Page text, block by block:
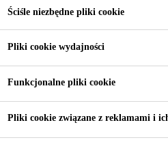
PRODUKTU
Ściśle niezbędne pliki cookie
Pliki cookie wydajności
Funkcjonalne pliki cookie
Pliki cookie związane z reklamami i